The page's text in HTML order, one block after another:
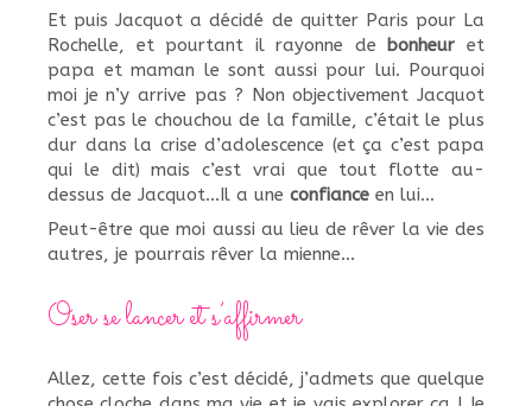
Et puis Jacquot a décidé de quitter Paris pour La
Rochelle, et pourtant il rayonne de bonheuret
papa et maman le sont aussi pour lui. Pourquoi
moi je n’y arrive pas ? Non objectivement Jacquot
c’est pas le chouchou de la famille, c’était le plus
dur dans la crise d’adolescence (et ça c’est papa
qui le dit) mais c’est vrai que tout flotte au-
dessus de Jacquot…Il a une confiance en lui…
Peut-être que moi aussi au lieu de rêver la vie des
autres, je pourrais rêver la mienne…
Oser se lancer et s’affirmer
Allez, cette fois c’est décidé, j’admets que quelque